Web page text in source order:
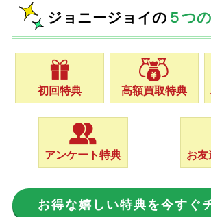
ジョニージョイの ５つ
初回特典 高額買取特典
アンケート特典 お友
お得な嬉しい特典を今すぐ